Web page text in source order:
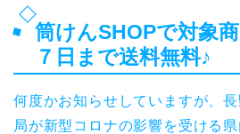
筒けんSHOPで対象
７日まで送料無料♪
何度かお知らせしていますが、
局が新型コロナの影響を受ける